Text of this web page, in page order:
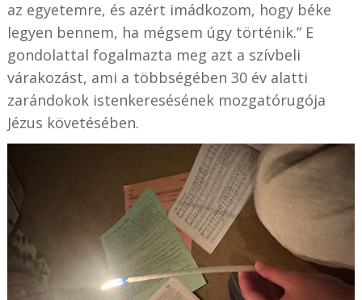
az egyetemre, és azért imádkozom, hogy béke
legyen bennem, ha mégsem úgy történik.” E
gondolattal fogalmazta meg azt a szívbeli
várakozást, ami a többségében 30 év alatti
zarándokok istenkeresésének mozgatórugója
Jézus követésében.